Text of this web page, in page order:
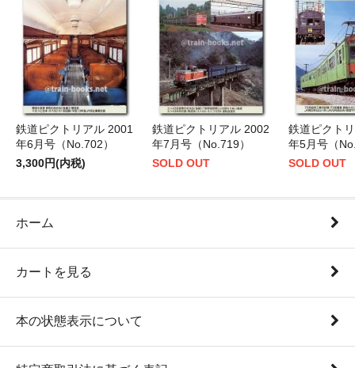
鉄道ピクトリアル 2001
年6月号（No.702）
3,300円(内税)
鉄道ピクトリアル 2002
年7月号（No.719）
SOLD OUT
鉄道ピクト
年5月号（
SOLD OUT
ホーム
カートを見る
本の状態表示について